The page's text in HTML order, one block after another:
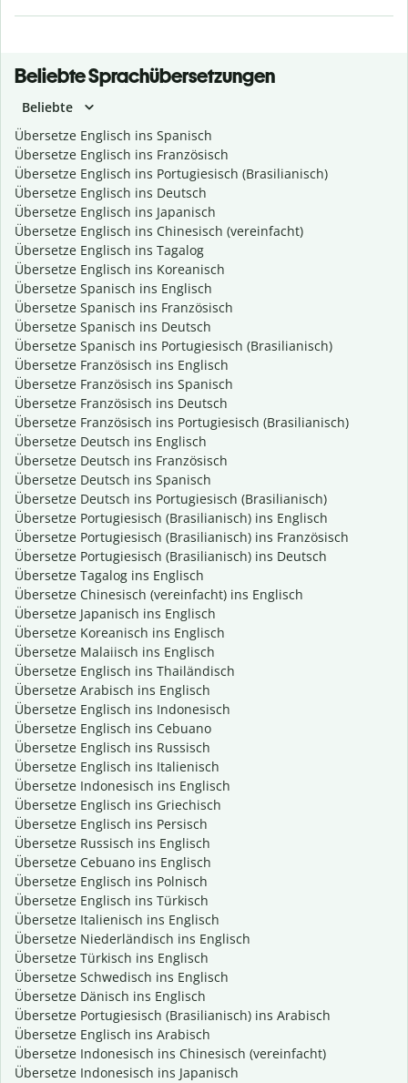
Beliebte Sprachübersetzungen
Beliebte
Übersetze Englisch ins Spanisch
Übersetze Englisch ins Französisch
Übersetze Englisch ins Portugiesisch (Brasilianisch)
Übersetze Englisch ins Deutsch
Übersetze Englisch ins Japanisch
Übersetze Englisch ins Chinesisch (vereinfacht)
Übersetze Englisch ins Tagalog
Übersetze Englisch ins Koreanisch
Übersetze Spanisch ins Englisch
Übersetze Spanisch ins Französisch
Übersetze Spanisch ins Deutsch
Übersetze Spanisch ins Portugiesisch (Brasilianisch)
Übersetze Französisch ins Englisch
Übersetze Französisch ins Spanisch
Übersetze Französisch ins Deutsch
Übersetze Französisch ins Portugiesisch (Brasilianisch)
Übersetze Deutsch ins Englisch
Übersetze Deutsch ins Französisch
Übersetze Deutsch ins Spanisch
Übersetze Deutsch ins Portugiesisch (Brasilianisch)
Übersetze Portugiesisch (Brasilianisch) ins Englisch
Übersetze Portugiesisch (Brasilianisch) ins Französisch
Übersetze Portugiesisch (Brasilianisch) ins Deutsch
Übersetze Tagalog ins Englisch
Übersetze Chinesisch (vereinfacht) ins Englisch
Übersetze Japanisch ins Englisch
Übersetze Koreanisch ins Englisch
Übersetze Malaiisch ins Englisch
Übersetze Englisch ins Thailändisch
Übersetze Arabisch ins Englisch
Übersetze Englisch ins Indonesisch
Übersetze Englisch ins Cebuano
Übersetze Englisch ins Russisch
Übersetze Englisch ins Italienisch
Übersetze Indonesisch ins Englisch
Übersetze Englisch ins Griechisch
Übersetze Englisch ins Persisch
Übersetze Russisch ins Englisch
Übersetze Cebuano ins Englisch
Übersetze Englisch ins Polnisch
Übersetze Englisch ins Türkisch
Übersetze Italienisch ins Englisch
Übersetze Niederländisch ins Englisch
Übersetze Türkisch ins Englisch
Übersetze Schwedisch ins Englisch
Übersetze Dänisch ins Englisch
Übersetze Portugiesisch (Brasilianisch) ins Arabisch
Übersetze Englisch ins Arabisch
Übersetze Indonesisch ins Chinesisch (vereinfacht)
Übersetze Indonesisch ins Japanisch